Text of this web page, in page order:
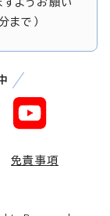
まで）
免責事項